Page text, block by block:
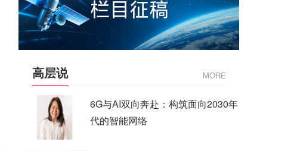
高层说 MORE
6G与AI双向奔赴：构筑面向2030年
代的智能网络